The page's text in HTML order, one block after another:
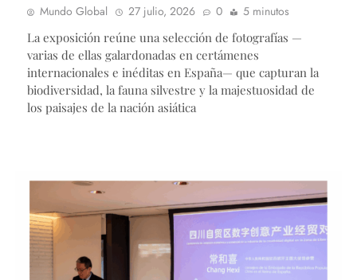
Mundo Global 27 julio, 2026 0
5 minutos
La exposición reúne una selección de fotografías —
varias de ellas galardonadas en certámenes
internacionales e inéditas en España— que capturan la
biodiversidad, la fauna silvestre y la majestuosidad de
los paisajes de la nación asiática